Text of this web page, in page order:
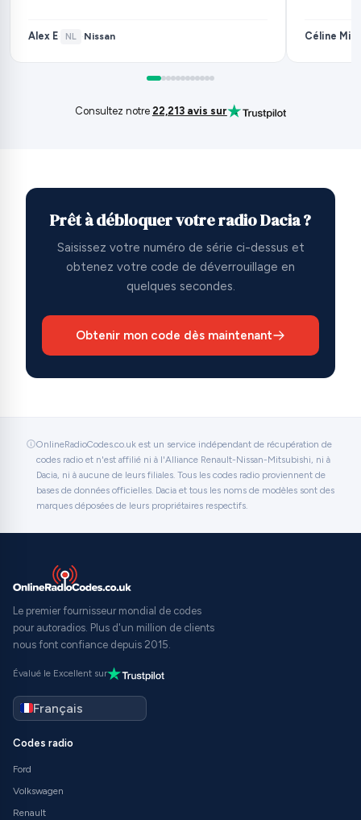
Alex E· NL ·Nissan Céline
Consultez notre 22,213 avis sur
Prêt à débloquer votre radio Dacia ?
Saisissez votre numéro de série ci-dessus et
obtenez votre code de déverrouillage en
quelques secondes.
Obtenir mon code dès maintenant
OnlineRadioCodes.co.uk est un service indépendant de récupération de
codes radio et n'est affilié ni à l'Alliance Renault-Nissan-Mitsubishi, ni à
Dacia, ni à aucune de leurs filiales. Tous les codes radio proviennent de
bases de données officielles. Dacia et tous les noms de modèles sont des
marques déposées de leurs propriétaires respectifs.
Le premier fournisseur mondial de codes
pour autoradios. Plus d'un million de clients
nous font confiance depuis 2015.
Évalué le Excellent sur
Codes radio
Ford
Volkswagen
Renault